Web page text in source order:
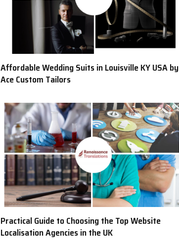
Affordable Wedding Suits in Louisville KY USA by
Ace Custom Tailors
Practical Guide to Choosing the Top Website
Localisation Agencies in the UK